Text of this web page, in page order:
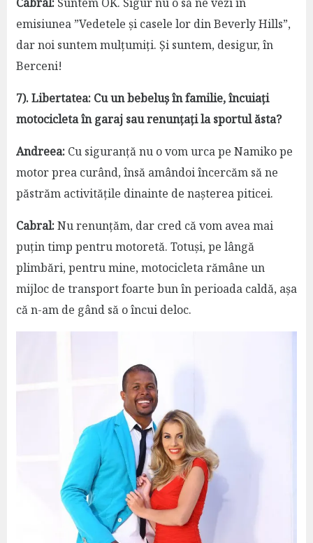
emisiunea ”Vedetele și casele lor din Beverly Hills”,
dar noi suntem mulțumiți. Și suntem, desigur, în
Berceni!
7). Libertatea: Cu un bebeluș în familie, încuiați
motocicleta în garaj sau renunțați la sportul ăsta?
Andreea:Cu siguranță nu o vom urca pe Namiko pe
motor prea curând, însă amândoi încercăm să ne
păstrăm activitățile dinainte de nașterea piticei.
Cabral:Nu renunțăm, dar cred că vom avea mai
puțin timp pentru motoretă. Totuși, pe lângă
plimbări, pentru mine, motocicleta rămâne un
mijloc de transport foarte bun în perioada caldă, așa
că n-am de gând să o încui deloc.